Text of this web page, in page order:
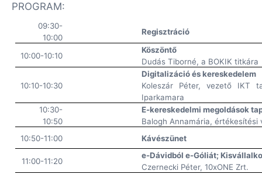
PROGRAM:
09:30-
10:00
Regisztráció
10:00-10:10
Köszöntő
Dudás Tiborné, a BOKIK titkára
10:10-10:30
Digitalizáció és kereskedelem
Koleszár Péter, vezető IKT
Iparkamara
10:30-
10:50
E-kereskedelmi megoldások
Balogh Annamária,
10:50-11:00
Kávészünet
11:00-11:20
e-Dávidból e-Góliát;
Czernecki Péter,10xONE Zrt.